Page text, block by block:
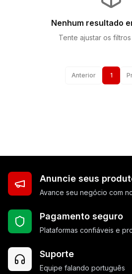
Nenhum resultado
Tente ajustar os
Anterior 1
Anuncie seus
Avance seu negócio com
Pagamento seguro
Plataformas confiáveis e
Suporte
Equipe falando português